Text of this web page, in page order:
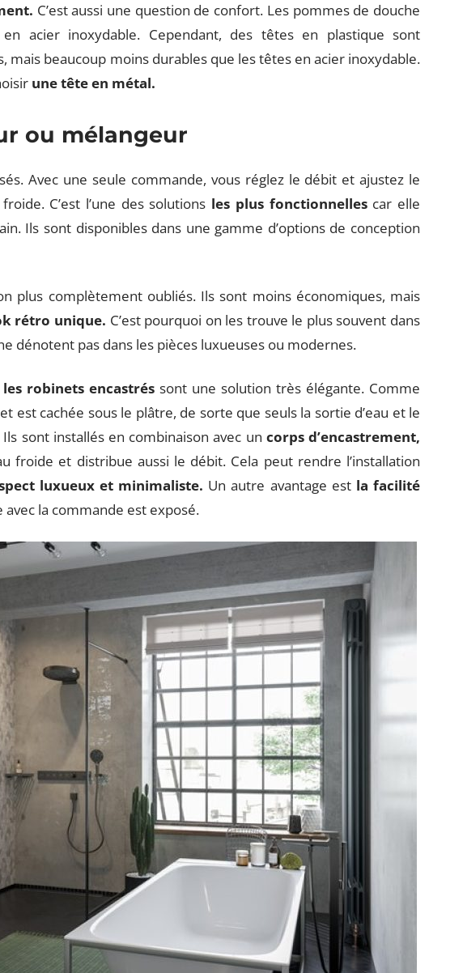
C’est aussi une question de confort. Les pommes de douche
acier inoxydable. Cependant, des têtes en plastique sont
mais beaucoup moins durables que les têtes en acier inoxydable.
une tête en métal.
ou mélangeur
Avec une seule commande, vous réglez le débit et ajustez le
C’est l’une des solutions les plus fonctionnellescar elle
Ils sont disponibles dans une gamme d’options de conception
plus complètement oubliés. Ils sont moins économiques, mais
rétro unique. C’est pourquoi on les trouve le plus souvent dans
dénotent pas dans les pièces luxueuses ou modernes.
les robinets encastrés sont une solution très élégante. Comme
est cachée sous le plâtre, de sorte que seuls la sortie d’eau et le
sont installés en combinaison avec un corps d’encastrement,
froide et distribue aussi le débit. Cela peut rendre l’installation
luxueux et minimaliste. Un autre avantage est la facilité
avec la commande est exposé.